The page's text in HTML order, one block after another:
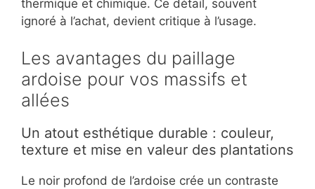
thermique et chimique. Ce détail, souvent
ignoré à l’achat, devient critique à l’usage.
Les avantages du paillage
ardoise pour vos massifs et
allées
Un atout esthétique durable : couleur,
texture et mise en valeur des plantations
Le noir profond de l’ardoise crée un contraste